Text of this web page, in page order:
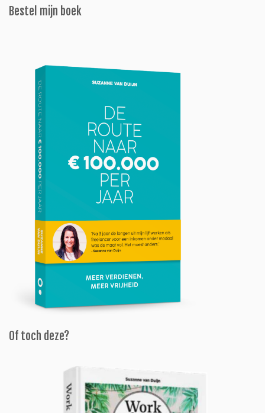
Bestel mijn boek
Of toch deze?